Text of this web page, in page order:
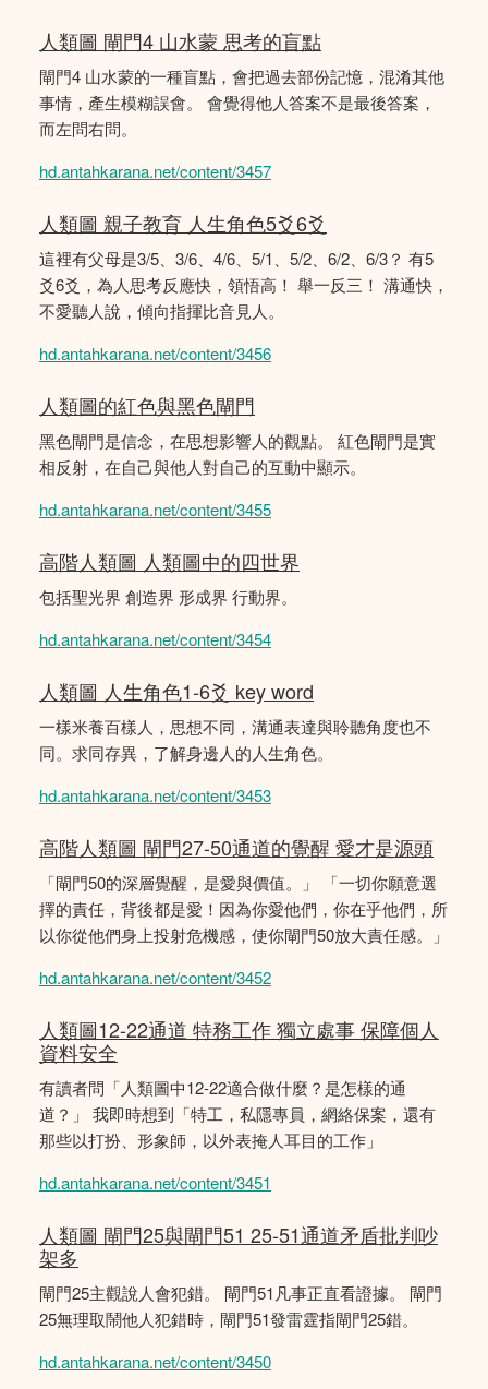
人類圖 閘門4 山水蒙 思考的盲點
閘門4 山水蒙的一種盲點，會把過去部份記憶，混淆其他
事情，產生模糊誤會。 會覺得他人答案不是最後答案，
而左問右問。
hd.antahkarana.net/content/3457
人類圖 親子教育 人生角色5爻6爻
這裡有父母是3/5、3/6、4/6、5/1、5/2、6/2、6/3？ 有5
爻6爻，為人思考反應快，領悟高！ 舉一反三！ 溝通快，
不愛聽人說，傾向指揮比音見人。
hd.antahkarana.net/content/3456
人類圖的紅色與黑色閘門
黑色閘門是信念，在思想影響人的觀點。 紅色閘門是實
相反射，在自己與他人對自己的互動中顯示。
hd.antahkarana.net/content/3455
高階人類圖 人類圖中的四世界
包括聖光界 創造界 形成界 行動界。
hd.antahkarana.net/content/3454
人類圖 人生角色1-6爻 key word
一樣米養百樣人，思想不同，溝通表達與聆聽角度也不
同。求同存異，了解身邊人的人生角色。
hd.antahkarana.net/content/3453
高階人類圖 閘門27-50通道的覺醒 愛才是源頭
「閘門50的深層覺醒，是愛與價值。」 「一切你願意選
擇的責任，背後都是愛！因為你愛他們，你在乎他們，所
以你從他們身上投射危機感，使你閘門50放大責任感。」
hd.antahkarana.net/content/3452
人類圖12-22通道 特務工作 獨立處事 保障個人
資料安全
有讀者問「人類圖中12-22適合做什麼？是怎樣的通
道？」 我即時想到「特工，私隱專員，網絡保案，還有
那些以打扮、形象師，以外表掩人耳目的工作」
hd.antahkarana.net/content/3451
人類圖 閘門25與閘門51 25-51通道矛盾批判吵
架多
閘門25主觀說人會犯錯。 閘門51凡事正直看證據。 閘門
25無理取鬧他人犯錯時，閘門51發雷霆指閘門25錯。
hd.antahkarana.net/content/3450